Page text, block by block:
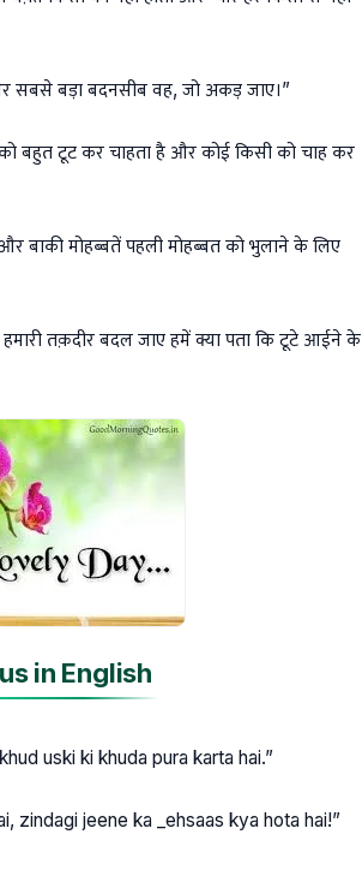
सबसे बड़ा बदनसीब वह, जो अकड़ जाए।”
बहुत टूट कर चाहता है और कोई किसी को चाह कर
बाकी मोहब्बतें पहली मोहब्बत को भुलाने के लिए
तक़दीर बदल जाए हमें क्या पता कि टूटे आईने के
in English
uski ki khuda pura karta hai.”
zindagi jeene ka _ehsaas kya hota hai!”